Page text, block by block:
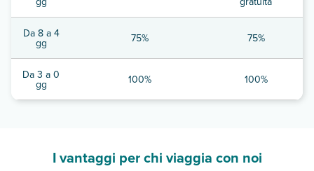
Da 8 a 4
gg 75% 75%
Da 3 a 0
gg 100% 100%
I vantaggi per chi viaggia con noi